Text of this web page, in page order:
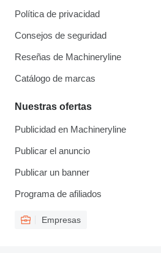
Política de privacidad
Consejos de seguridad
Reseñas de Machineryline
Catálogo de marcas
Nuestras ofertas
Publicidad en Machineryline
Publicar el anuncio
Publicar un banner
Programa de afiliados
Empresas